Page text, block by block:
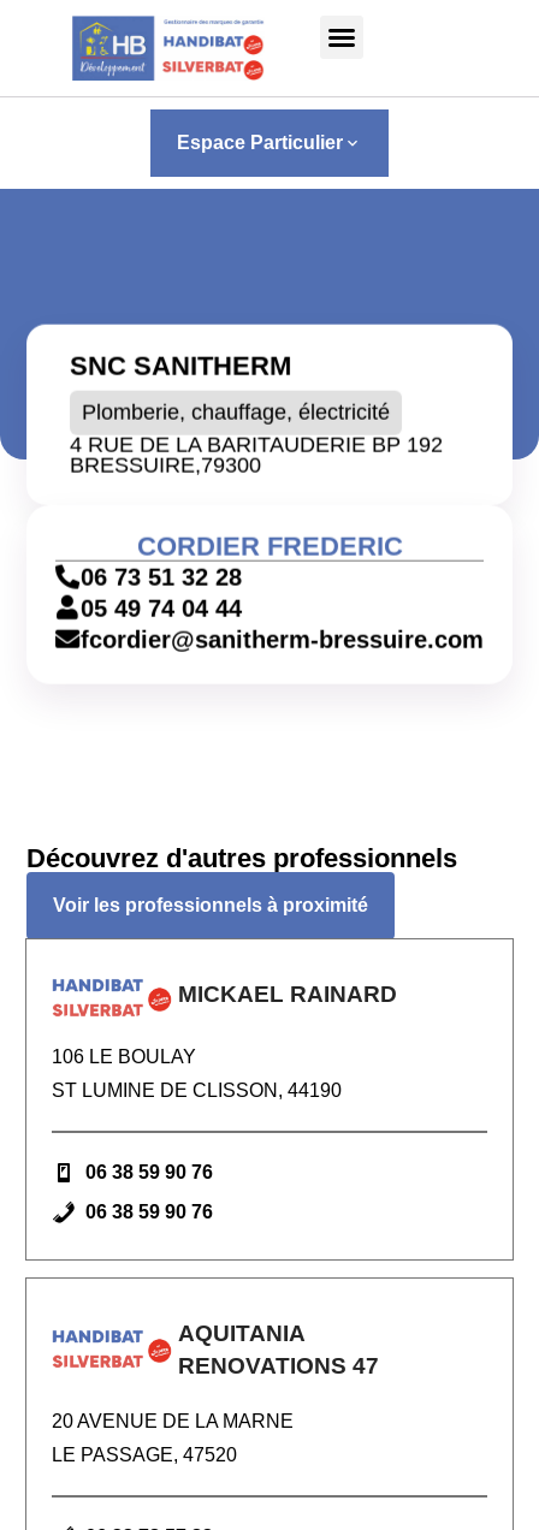
Panneau de gestion des cookies
Espace Particulier keyboard_arrow_down
SNC SANITHERM
Plomberie, chauffage, électricité
4 RUE DE LA BARITAUDERIE BP 192
BRESSUIRE,79300
CORDIER FREDERIC
06 73 51 32 28
05 49 74 04 44
fcordier@sanitherm-bressuire.com
Découvrez d'autres professionnels
Voir les professionnels à proximité
MICKAEL RAINARD
106 LE BOULAY
ST LUMINE DE CLISSON, 44190
06 38 59 90 76
06 38 59 90 76
AQUITANIA
RENOVATIONS 47
20 AVENUE DE LA MARNE
LE PASSAGE, 47520